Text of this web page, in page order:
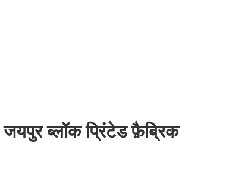
जयपुर ब्लॉक प्रिंटेड फ़ैब्रिक